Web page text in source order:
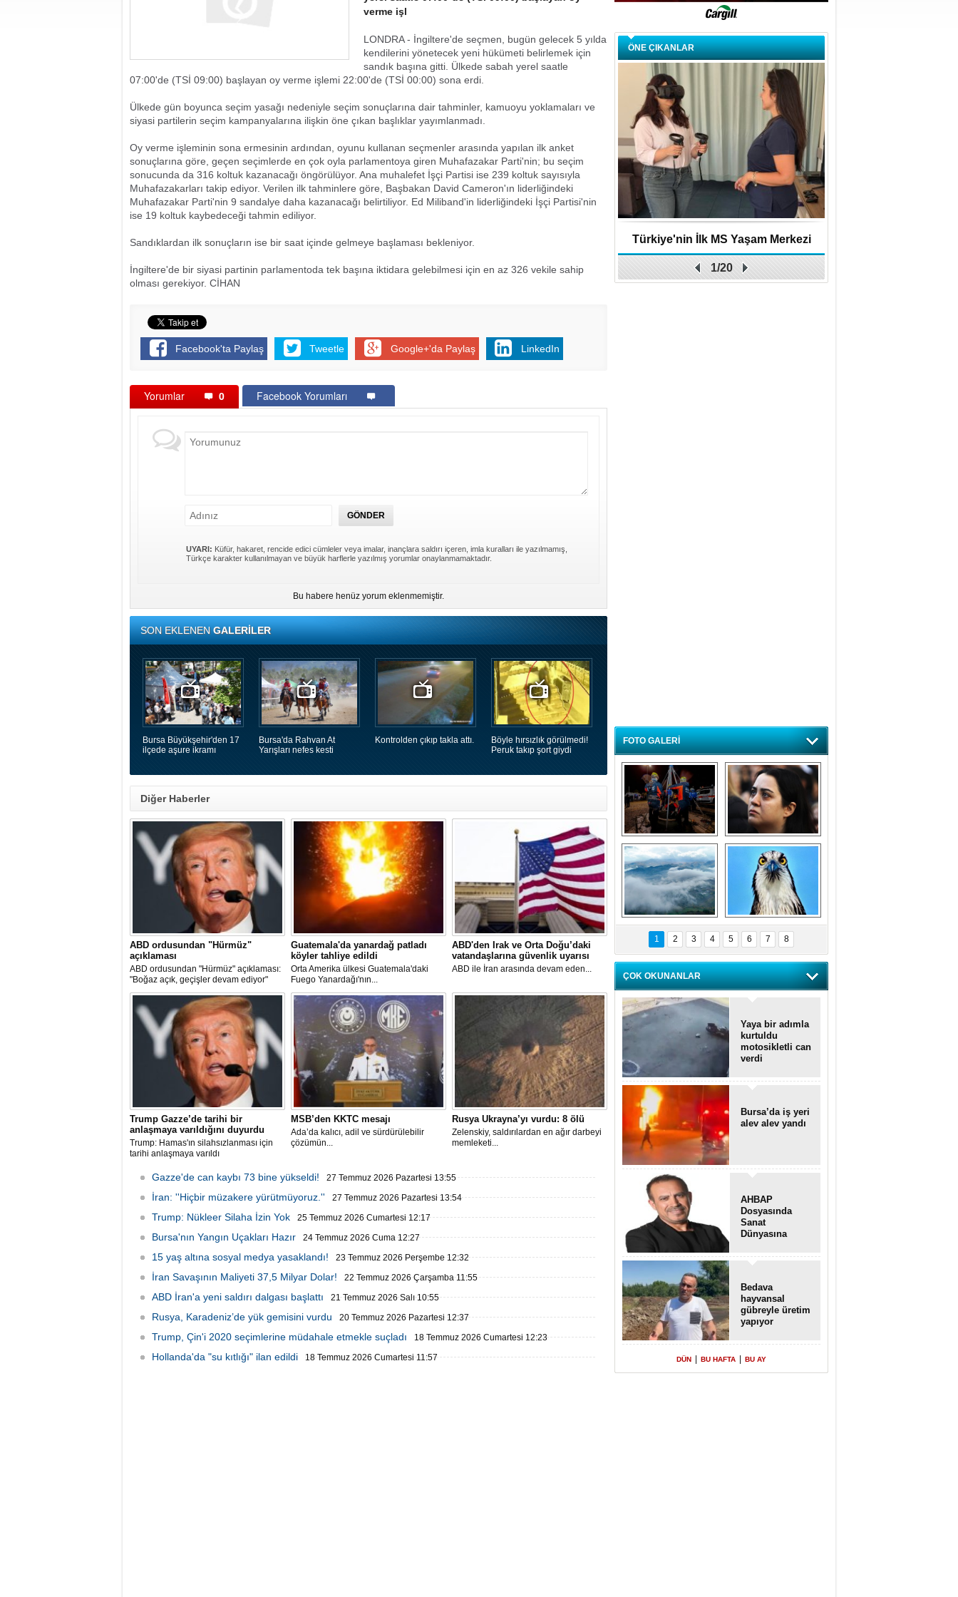
verme işl
LONDRA - İngiltere'de seçmen, bugün gelecek 5 yılda
kendilerini yönetecek yeni hükümeti belirlemek için
sandık başına gitti. Ülkede sabah yerel saatle
07:00'de (TSİ 09:00) başlayan oy verme işlemi 22:00'de (TSİ 00:00) sona erdi.
Ülkede gün boyunca seçim yasağı nedeniyle seçim sonuçlarına dair tahminler, kamuoyu yoklamaları ve
siyasi partilerin seçim kampanyalarına ilişkin öne çıkan başlıklar yayımlanmadı.
Oy verme işleminin sona ermesinin ardından, oyunu kullanan seçmenler arasında yapılan ilk anket
sonuçlarına göre, geçen seçimlerde en çok oyla parlamentoya giren Muhafazakar Parti'nin; bu seçim
sonucunda da 316 koltuk kazanacağı öngörülüyor. Ana muhalefet İşçi Partisi ise 239 koltuk sayısıyla
Muhafazakarları takip ediyor. Verilen ilk tahminlere göre, Başbakan David Cameron'ın liderliğindeki
Muhafazakar Parti'nin 9 sandalye daha kazanacağı belirtiliyor. Ed Miliband'in liderliğindeki İşçi Partisi'nin
ise 19 koltuk kaybedeceği tahmin ediliyor.
Sandıklardan ilk sonuçların ise bir saat içinde gelmeye başlaması bekleniyor.
İngiltere'de bir siyasi partinin parlamentoda tek başına iktidara gelebilmesi için en az 326 vekile sahip
olması gerekiyor. CİHAN
Facebook'ta Paylaş Tweetle Google+'da Paylaş LinkedIn
Yorumlar 0 Facebook Yorumları
UYARI: Küfür, hakaret, rencide edici cümleler veya imalar, inançlara saldırı içeren, imla kuralları ile yazılmamış,
Türkçe karakter kullanılmayan ve büyük harflerle yazılmış yorumlar onaylanmamaktadır.
Bu habere henüz yorum eklenmemiştir.
SON EKLENENGALERİLER
Bursa Büyükşehir'den 17
ilçede aşure ikramı
Bursa'da Rahvan At
Yarışları nefes kesti
Kontrolden çıkıp takla attı.
Böyle hırsızlık görülmedi!
Peruk takıp şort giydi
Diğer Haberler
ABD ordusundan "Hürmüz"
açıklaması
ABD ordusundan "Hürmüz" açıklaması:
"Boğaz açık, geçişler devam ediyor"
Guatemala'da yanardağ patladı
köyler tahliye edildi
Orta Amerika ülkesi Guatemala'daki
Fuego Yanardağı'nın...
ABD'den Irak ve Orta Doğu’daki
vatandaşlarına güvenlik uyarısı
ABD ile İran arasında devam eden...
Trump Gazze’de tarihi bir
anlaşmaya varıldığını duyurdu
Trump: Hamas'ın silahsızlanması için
tarihi anlaşmaya varıldı
MSB’den KKTC mesajı
Ada’da kalıcı, adil ve sürdürülebilir
çözümün...
Rusya Ukrayna’yı vurdu: 8 ölü
Zelenskiy, saldırılardan en ağır darbeyi
memleketi...
Gazze'de can kaybı 73 bine yükseldi! 27 Temmuz 2026 Pazartesi 13:55
İran: ''Hiçbir müzakere yürütmüyoruz.'' 27 Temmuz 2026 Pazartesi 13:54
Trump: Nükleer Silaha İzin Yok 25 Temmuz 2026 Cumartesi 12:17
Bursa'nın Yangın Uçakları Hazır 24 Temmuz 2026 Cuma 12:27
15 yaş altına sosyal medya yasaklandı! 23 Temmuz 2026 Perşembe 12:32
İran Savaşının Maliyeti 37,5 Milyar Dolar! 22 Temmuz 2026 Çarşamba 11:55
ABD İran'a yeni saldırı dalgası başlattı 21 Temmuz 2026 Salı 10:55
Rusya, Karadeniz’de yük gemisini vurdu 20 Temmuz 2026 Pazartesi 12:37
Trump, Çin'i 2020 seçimlerine müdahale etmekle suçladı 18 Temmuz 2026 Cumartesi 12:23
Hollanda'da "su kıtlığı" ilan edildi 18 Temmuz 2026 Cumartesi 11:57
ÖNE ÇIKANLAR
Türkiye'nin İlk MS Yaşam Merkezi
Açıldı
1/20
FOTO GALERİ
Bursa'da deprem
tatbikatı gerçeğini
aratmadı
Özlem ve minnetle
anıyoruz
Bursa'dan
büyüleyen
fotoğraflar
Balık Kartalı
Bursa’da
görüntülendi
1 2 3 4 5 6 7 8
ÇOK OKUNANLAR
Yaya bir adımla
kurtuldu
motosikletli can
verdi
Bursa’da iş yeri
alev alev yandı
AHBAP
Dosyasında
Sanat
Dünyasına
Transferler
Bedava
hayvansal
gübreyle üretim
yapıyor
DÜN BU HAFTA BU AY